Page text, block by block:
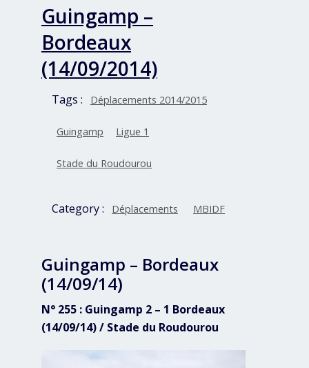
Guingamp –
Bordeaux
(14/09/2014)
Tags : Déplacements 2014/2015
Guingamp Ligue 1
Stade du Roudourou
Category : Déplacements MBIDF
Guingamp – Bordeaux
(14/09/14)
N° 255 : Guingamp 2 – 1 Bordeaux
(14/09/14) / Stade du Roudourou